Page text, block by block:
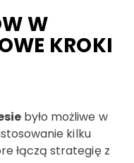
W
KROKI
było możliwe w
kilku
łączą strategię z